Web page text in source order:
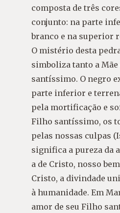
composta de três
conjunto: na parte
branco e na superior
O mistério desta
simboliza tanto a
santíssimo. O negro
parte inferior e
pela mortificação e
Filho santíssimo, os
pelas nossas culpas
significa a pureza da
a de Cristo, nosso
Cristo, a divindade
à humanidade. Em
amor de seu Filho